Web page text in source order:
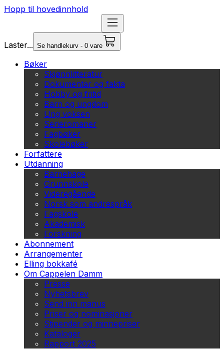
Hopp til hovedinnhold
Laster... Se handlekurv - 0 vare
Bøker
Skjønnlitteratur
Dokumentar og fakta
Hobby og fritid
Barn og ungdom
Ung voksen
Serieromaner
Fagbøker
Skolebøker
Forfattere
Utdanning
Barnehage
Grunnskole
Videregående
Norsk som andrespråk
Fagskole
Akademisk
Forskning
Abonnement
Arrangementer
Elling bokkafé
Om Cappelen Damm
Presse
Nyhetsbrev
Send inn manus
Priser og nominasjoner
Stipender og minnepriser
Kataloger
Rapport 2025